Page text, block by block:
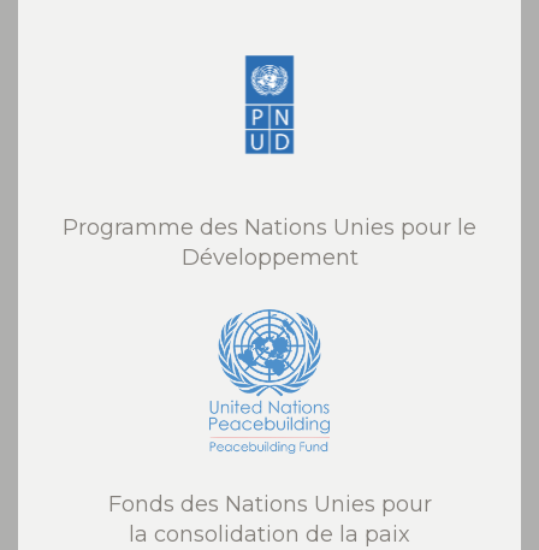
Programme des Nations Unies pour le
Développement
Fonds des Nations Unies pour
la consolidation de la paix